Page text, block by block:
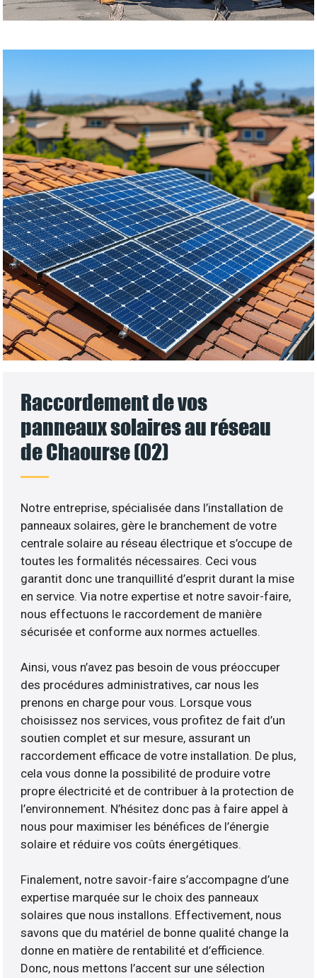
Raccordement de vos
panneaux solaires au réseau
de Chaourse (02)
Notre entreprise, spécialisée dans l’installation de
panneaux solaires, gère le branchement de votre
centrale solaire au réseau électrique et s’occupe de
toutes les formalités nécessaires. Ceci vous
garantit donc une tranquillité d’esprit durant la mise
en service. Via notre expertise et notre savoir-faire,
nous effectuons le raccordement de manière
sécurisée et conforme aux normes actuelles.
Ainsi, vous n’avez pas besoin de vous préoccuper
des procédures administratives, car nous les
prenons en charge pour vous. Lorsque vous
choisissez nos services, vous profitez de fait d’un
soutien complet et sur mesure, assurant un
raccordement efficace de votre installation. De plus,
cela vous donne la possibilité de produire votre
propre électricité et de contribuer à la protection de
l’environnement. N’hésitez donc pas à faire appel à
nous pour maximiser les bénéfices de l’énergie
solaire et réduire vos coûts énergétiques.
Finalement, notre savoir-faire s’accompagne d’une
expertise marquée sur le choix des panneaux
solaires que nous installons. Effectivement, nous
savons que du matériel de bonne qualité change la
donne en matière de rentabilité et d’efficience.
Donc, nous mettons l’accent sur une sélection